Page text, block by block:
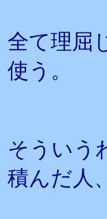
全て理屈
使う。
そういう
積んだ人、